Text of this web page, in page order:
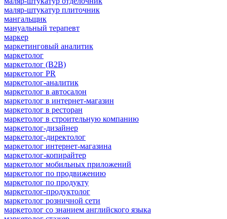
маляр-штукатур плиточник
мангальщик
мануальный терапевт
маркер
маркетинговый аналитик
маркетолог
маркетолог (B2B)
маркетолог PR
маркетолог-аналитик
маркетолог в автосалон
маркетолог в интернет-магазин
маркетолог в ресторан
маркетолог в строительную компанию
маркетолог-дизайнер
маркетолог-директолог
маркетолог интернет-магазина
маркетолог-копирайтер
маркетолог мобильных приложений
маркетолог по продвижению
маркетолог по продукту
маркетолог-продуктолог
маркетолог розничной сети
маркетолог со знанием английского языка